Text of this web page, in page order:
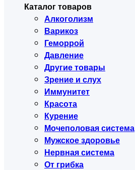
Каталог товаров
Алкоголизм
Варикоз
Геморрой
Давление
Другие товары
Зрение и слух
Иммунитет
Красота
Курение
Мочеполовая система
Мужское здоровье
Нервная система
От грибка